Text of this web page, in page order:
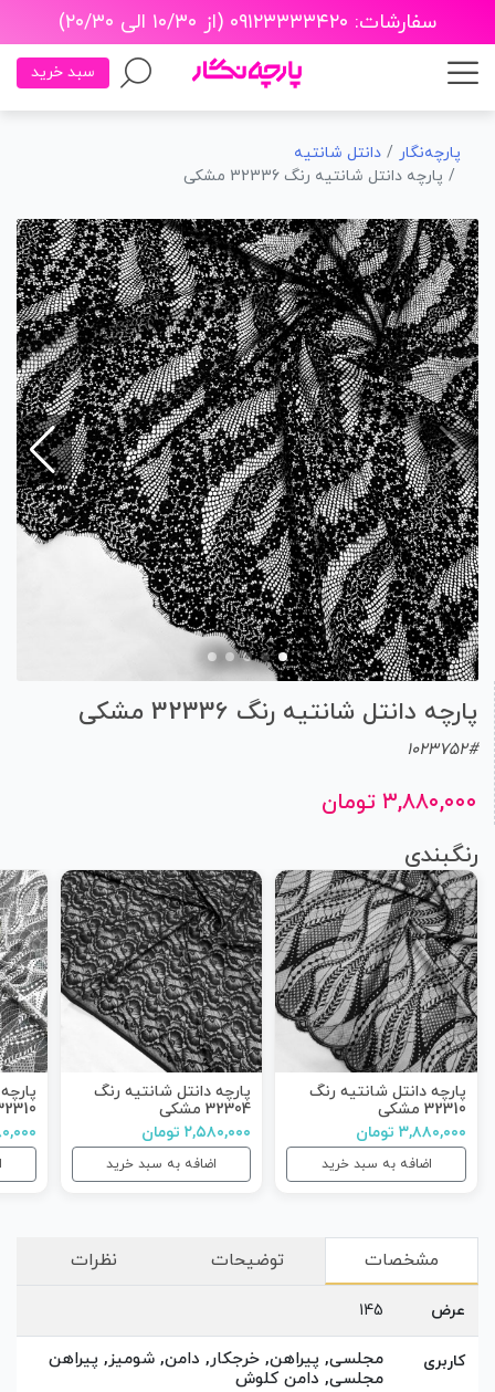
سفارشات: ۰۹۱۲۳۳۳۳۴۲۰ (از ۱۰/۳۰ الی ۲۰/۳۰)
سبد خرید
پارچه‌نگار
دانتل شانتیه
پارچه دانتل شانتیه رنگ 32336 مشکی
پارچه دانتل شانتیه رنگ 32336 مشکی
1023752#
۳,۸۸۰,۰۰۰ تومان
رنگبندی
پارچه دانتل شانتیه رنگ
32310 مشکی
۳,۸۸۰,۰۰۰ تومان
اضافه به سبد خرید
پارچه دانتل شانتیه رنگ
32304 مشکی
۲,۵۸۰,۰۰۰ تومان
اضافه به سبد خرید
32310
مشخصات توضیحات نظرات
عرض 145
کاربری
مجلسی, پیراهن, خرجکار, دامن, شومیز, پیراهن
مجلسی, دامن کلوش